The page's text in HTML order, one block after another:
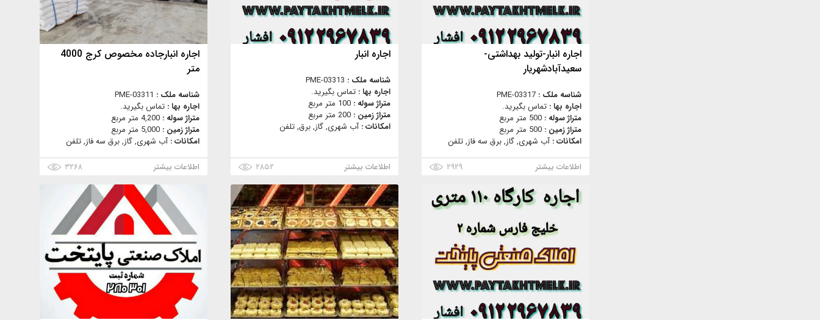
اجاره انبار-تولید بهداشتی-
سعیدآبادشهریار
شناسه ملک : PME-03317
اجاره بها : تماس بگیرید.
متراژ سوله : 500 متر مربع
متراژ زمین : 500 متر مربع
امکانات :آب شهری, گاز, برق سه فاز, تلفن
اطلاعات بیشتر
۲۹۲۹
اجاره انبار
شناسه ملک : PME-03313
اجاره بها : تماس بگیرید.
متراژ سوله : 100 متر مربع
متراژ زمین : 200 متر مربع
امکانات :آب شهری, گاز, برق, تلفن
اطلاعات بیشتر ۲۸۵۲
اجاره انبارجاده مخصوص کرج 4000
متر
شناسه ملک : PME-03311
اجاره بها : تماس بگیرید.
متراژ سوله : 4,200 متر مربع
متراژ زمین : 5,000 متر مربع
امکانات :آب شهری, گاز, برق سه فاز, تلفن
اطلاعات بیشتر
۳۲۶۸